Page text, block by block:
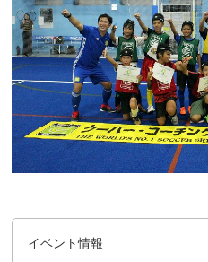
イベント情報